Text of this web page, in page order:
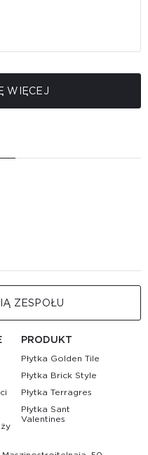
WIĘCEJ
ZESPOŁU
PRODUKT
Płytka Golden Tile
Płytka Brick Style
Płytka Terragres
Płytka Sant
Valentines